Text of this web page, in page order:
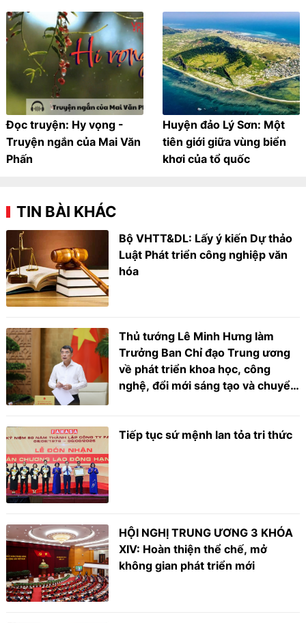
Đọc truyện: Hy vọng -
Truyện ngắn của Mai Văn
Phấn
Huyện đảo Lý Sơn: Một
tiên giới giữa vùng biển
khơi của tổ quốc
TIN BÀI KHÁC
Bộ VHTT&DL: Lấy ý kiến Dự thảo
Luật Phát triển công nghiệp văn
hóa
Thủ tướng Lê Minh Hưng làm
Trưởng Ban Chỉ đạo Trung ương
về phát triển khoa học, công
nghệ, đổi mới sáng tạo và chuyển
Tiếp tục sứ mệnh lan tỏa tri thức
HỘI NGHỊ TRUNG ƯƠNG 3 KHÓA
XIV: Hoàn thiện thể chế, mở
không gian phát triển mới